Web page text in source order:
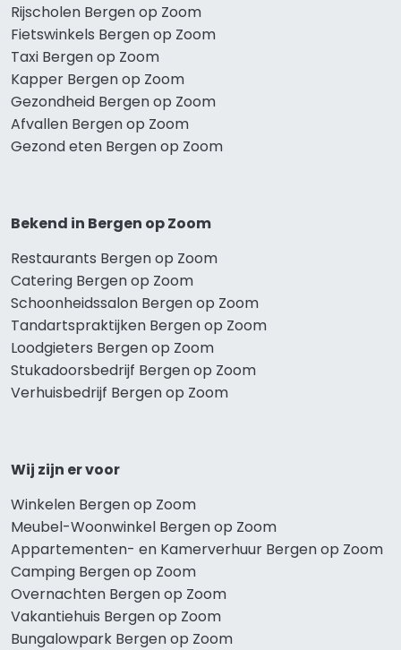
Rijscholen Bergen op Zoom
Fietswinkels Bergen op Zoom
Taxi Bergen op Zoom
Kapper Bergen op Zoom
Gezondheid Bergen op Zoom
Afvallen Bergen op Zoom
Gezond eten Bergen op Zoom
Bekend in Bergen op Zoom
Restaurants Bergen op Zoom
Catering Bergen op Zoom
Schoonheidssalon Bergen op Zoom
Tandartspraktijken Bergen op Zoom
Loodgieters Bergen op Zoom
Stukadoorsbedrijf Bergen op Zoom
Verhuisbedrijf Bergen op Zoom
Wij zijn er voor
Winkelen Bergen op Zoom
Meubel-Woonwinkel Bergen op Zoom
Appartementen- en Kamerverhuur Bergen op Zoom
Camping Bergen op Zoom
Overnachten Bergen op Zoom
Vakantiehuis Bergen op Zoom
Bungalowpark Bergen op Zoom